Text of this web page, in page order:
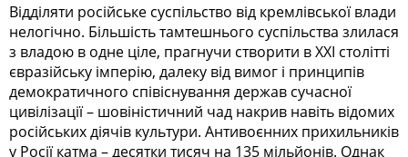
Відділяти російське суспільство від кремлівської влади
нелогічно. Більшість тамтешнього суспільства злилася
з владою в одне ціле, прагнучи створити в XXI столітті
євразійську імперію, далеку від вимог і принципів
демократичного співіснування держав сучасної
цивілізації – шовіністичний чад накрив навіть відомих
російських діячів культури. Антивоєнних прихильників
у Росії катма – десятки тисяч на 135 мільйонів. Однак